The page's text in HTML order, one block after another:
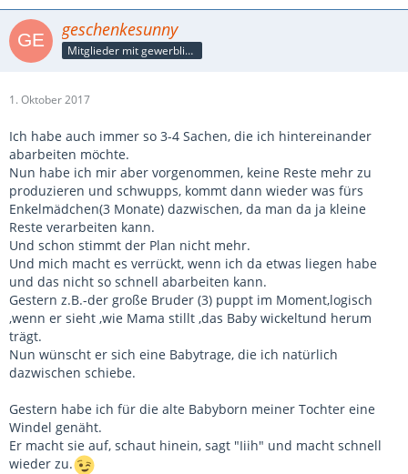
geschenkesunny
Mitglieder mit gewerblicher Verbindung, auch als Mitarbeiter/in
1. Oktober 2017
Ich habe auch immer so 3-4 Sachen, die ich hintereinander
abarbeiten möchte.
Nun habe ich mir aber vorgenommen, keine Reste mehr zu
produzieren und schwupps, kommt dann wieder was fürs
Enkelmädchen(3 Monate) dazwischen, da man da ja kleine
Reste verarbeiten kann.
Und schon stimmt der Plan nicht mehr.
Und mich macht es verrückt, wenn ich da etwas liegen habe
und das nicht so schnell abarbeiten kann.
Gestern z.B.-der große Bruder (3) puppt im Moment,logisch
,wenn er sieht ,wie Mama stillt ,das Baby wickeltund herum
trägt.
Nun wünscht er sich eine Babytrage, die ich natürlich
dazwischen schiebe.
Gestern habe ich für die alte Babyborn meiner Tochter eine
Windel genäht.
Er macht sie auf, schaut hinein, sagt "Iiih" und macht schnell
wieder zu.